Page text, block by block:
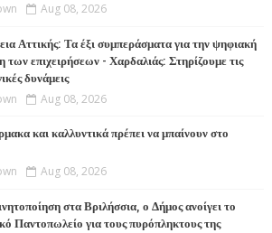
Aug 08, 2026
Αττικής: Τα έξι συμπεράσματα για την ψηφιακή
των επιχειρήσεων - Χαρδαλιάς: Στηρίζουμε τις
δυνάμεις
Aug 08, 2026
και καλλυντικά πρέπει να μπαίνουν στο
Aug 08, 2026
στα Βριλήσσια, ο Δήμος ανοίγει το
Παντοπωλείο για τους πυρόπληκτους της